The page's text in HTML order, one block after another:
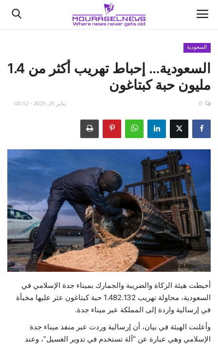
الأخبار
كتّابنا
اقتصاد
علوم وتكنولوجيا
رياضة
فيديو
حياة
السعودية
السعودية… إحباط تهريب أكثر من 1.4
مليون حبة كبتاغون
يناير 25, 2025 - 00:52 0
أحبطت هيئة الزكاة والضريبة والجمارك بميناء جدة الإسلامي في
السعودية، محاولة تهريب 1.482.132 حبة كبتاغون عثر عليها مخبأة
في إرسالية واردة إلى المملكة عبر ميناء جدة.
وأعلنت الهيئة في بيان، أن إرسالية وردت عبر منفذ ميناء جدة
الإسلامي وهي عبارة عن “آلة تستخدم في تدوير الغسيل”، وعند